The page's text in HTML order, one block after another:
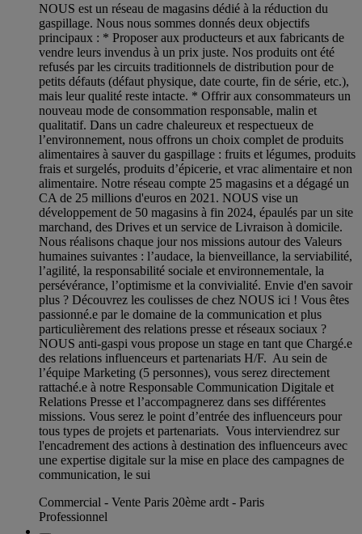
NOUS est un réseau de magasins dédié à la réduction du
gaspillage. Nous nous sommes donnés deux objectifs
principaux : * Proposer aux producteurs et aux fabricants de
vendre leurs invendus à un prix juste. Nos produits ont été
refusés par les circuits traditionnels de distribution pour de
petits défauts (défaut physique, date courte, fin de série, etc.),
mais leur qualité reste intacte. * Offrir aux consommateurs un
nouveau mode de consommation responsable, malin et
qualitatif. Dans un cadre chaleureux et respectueux de
l’environnement, nous offrons un choix complet de produits
alimentaires à sauver du gaspillage : fruits et légumes, produits
frais et surgelés, produits d’épicerie, et vrac alimentaire et non
alimentaire. Notre réseau compte 25 magasins et a dégagé un
CA de 25 millions d'euros en 2021. NOUS vise un
développement de 50 magasins à fin 2024, épaulés par un site
marchand, des Drives et un service de Livraison à domicile.
Nous réalisons chaque jour nos missions autour des Valeurs
humaines suivantes : l’audace, la bienveillance, la serviabilité,
l’agilité, la responsabilité sociale et environnementale, la
persévérance, l’optimisme et la convivialité. Envie d'en savoir
plus ? Découvrez les coulisses de chez NOUS ici ! Vous êtes
passionné.e par le domaine de la communication et plus
particulièrement des relations presse et réseaux sociaux ?
NOUS anti-gaspi vous propose un stage en tant que Chargé.e
des relations influenceurs et partenariats H/F. Au sein de
l’équipe Marketing (5 personnes), vous serez directement
rattaché.e à notre Responsable Communication Digitale et
Relations Presse et l’accompagnerez dans ses différentes
missions. Vous serez le point d’entrée des influenceurs pour
tous types de projets et partenariats. Vous interviendrez sur
l'encadrement des actions à destination des influenceurs avec
une expertise digitale sur la mise en place des campagnes de
communication, le sui
Commercial - Vente Paris 20ème ardt - Paris
Professionnel